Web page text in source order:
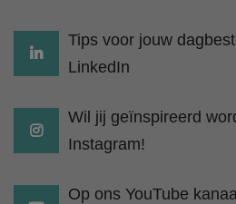
Tips voor jouw
LinkedIn
Wil jij geïnspireerd
Instagram!
Op ons YouTube